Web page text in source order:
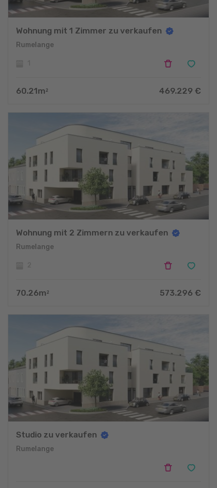
Wohnung mit 1 Zimmer zu verkaufen
Rumelange
60.21m 2 469.229 €
Wohnung mit 2 Zimmern zu verkaufen
Rumelange
70.26m 2 573.296 €
Studio zu verkaufen
Rumelange